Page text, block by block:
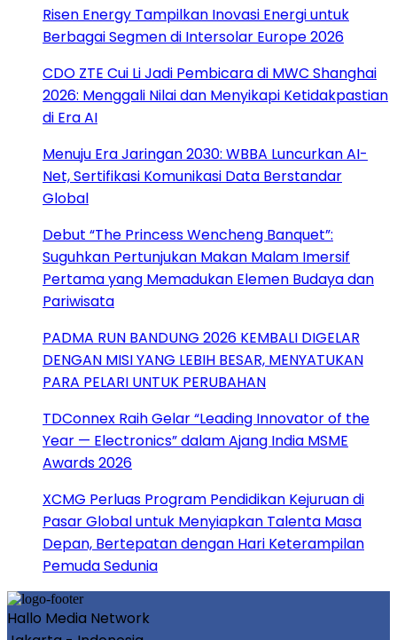
Risen Energy Tampilkan Inovasi Energi untuk
Berbagai Segmen di Intersolar Europe 2026
CDO ZTE Cui Li Jadi Pembicara di MWC Shanghai
2026: Menggali Nilai dan Menyikapi Ketidakpastian
di Era AI
Menuju Era Jaringan 2030: WBBA Luncurkan AI-
Net, Sertifikasi Komunikasi Data Berstandar
Global
Debut “The Princess Wencheng Banquet”:
Suguhkan Pertunjukan Makan Malam Imersif
Pertama yang Memadukan Elemen Budaya dan
Pariwisata
PADMA RUN BANDUNG 2026 KEMBALI DIGELAR
DENGAN MISI YANG LEBIH BESAR, MENYATUKAN
PARA PELARI UNTUK PERUBAHAN
TDConnex Raih Gelar “Leading Innovator of the
Year — Electronics” dalam Ajang India MSME
Awards 2026
XCMG Perluas Program Pendidikan Kejuruan di
Pasar Global untuk Menyiapkan Talenta Masa
Depan, Bertepatan dengan Hari Keterampilan
Pemuda Sedunia
Hallo Media Network